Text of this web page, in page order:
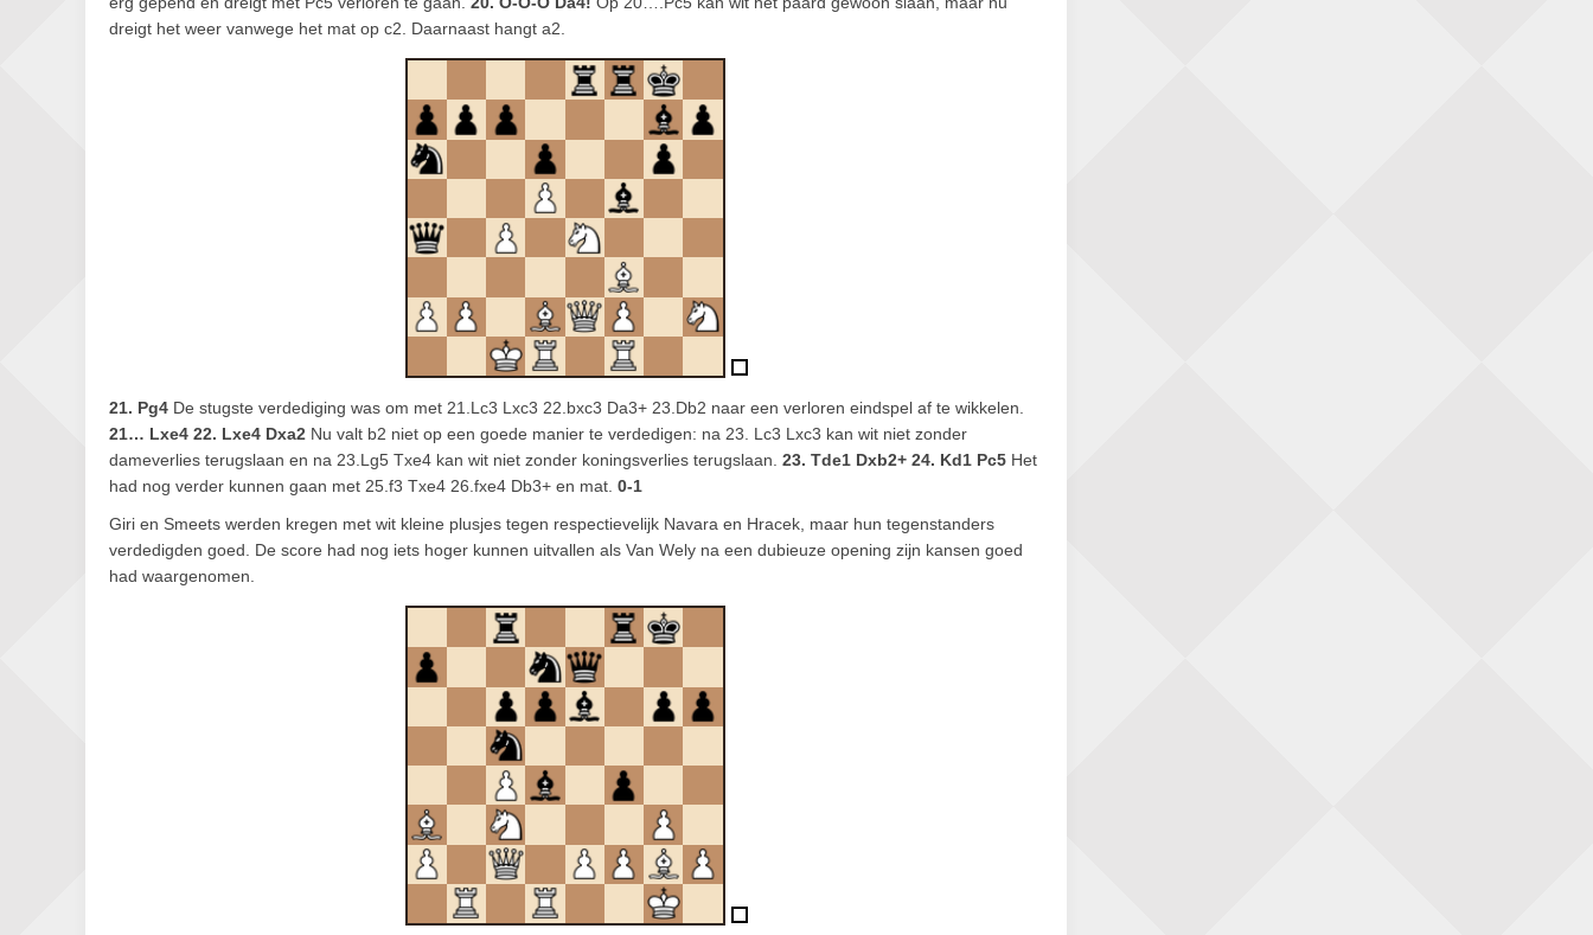
dreigt het weer vanwege het mat op c2. Daarnaast hangt a2.
21. Pg4 De stugste verdediging was om met 21.Lc3 Lxc3 22.bxc3 Da3+ 23.Db2 naar een verloren eindspel af te wikkelen.
21… Lxe4 22. Lxe4 Dxa2 Nu valt b2 niet op een goede manier te verdedigen: na 23. Lc3 Lxc3 kan wit niet zonder
dameverlies terugslaan en na 23.Lg5 Txe4 kan wit niet zonder koningsverlies terugslaan. 23. Tde1 Dxb2+ 24. Kd1 Pc5 Het
had nog verder kunnen gaan met 25.f3 Txe4 26.fxe4 Db3+ en mat. 0-1
Giri en Smeets werden kregen met wit kleine plusjes tegen respectievelijk Navara en Hracek, maar hun tegenstanders
verdedigden goed. De score had nog iets hoger kunnen uitvallen als Van Wely na een dubieuze opening zijn kansen goed
had waargenomen.